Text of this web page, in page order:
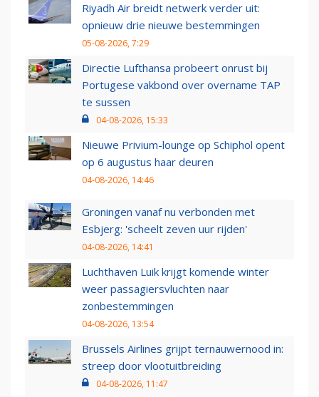
Riyadh Air breidt netwerk verder uit:
opnieuw drie nieuwe bestemmingen
05-08-2026, 7:29
Directie Lufthansa probeert onrust bij
Portugese vakbond over overname TAP
te sussen
04-08-2026, 15:33
Nieuwe Privium-lounge op Schiphol opent
op 6 augustus haar deuren
04-08-2026, 14:46
Groningen vanaf nu verbonden met
Esbjerg: 'scheelt zeven uur rijden'
04-08-2026, 14:41
Luchthaven Luik krijgt komende winter
weer passagiersvluchten naar
zonbestemmingen
04-08-2026, 13:54
Brussels Airlines grijpt ternauwernood in:
streep door vlootuitbreiding
04-08-2026, 11:47